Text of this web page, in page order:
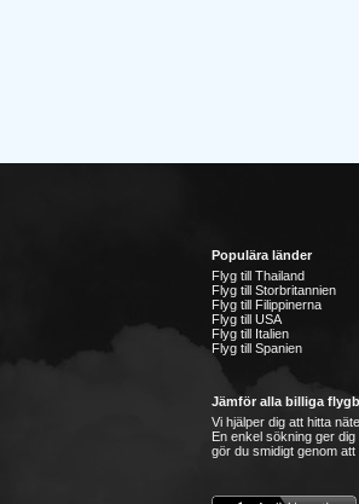
Populära länder
Flyg till Thailand
Flyg till Storbritannien
Flyg till Filippinerna
Flyg till USA
Flyg till Italien
Flyg till Spanien
Jämför alla billiga
Vi hjälper dig att hitta
En enkel sökning ger
gör du smidigt genom